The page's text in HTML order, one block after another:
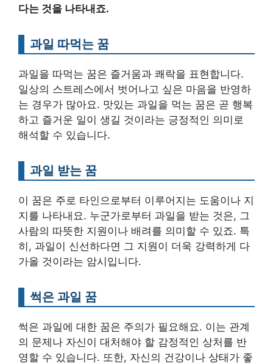
다는 것을 나타내죠.
과일 따먹는 꿈
과일을 따먹는 꿈은 즐거움과 쾌락을 표현합니다.
일상의 스트레스에서 벗어나고 싶은 마음을 반영하
는 경우가 많아요. 맛있는 과일을 먹는 꿈은 곧 행복
하고 즐거운 일이 생길 것이라는 긍정적인 의미로
해석할 수 있습니다.
과일 받는 꿈
이 꿈은 주로 타인으로부터 이루어지는 도움이나 지
지를 나타내요. 누군가로부터 과일을 받는 것은, 그
사람의 따뜻한 지원이나 배려를 의미할 수 있죠. 특
히, 과일이 신선하다면 그 지원이 더욱 강력하게 다
가올 것이라는 암시입니다.
썩은 과일 꿈
썩은 과일에 대한 꿈은 주의가 필요해요. 이는 관계
의 문제나 자신이 대처해야 할 감정적인 상처를 반
영할 수 있습니다. 또한, 자신의 건강이나 상태가 좋